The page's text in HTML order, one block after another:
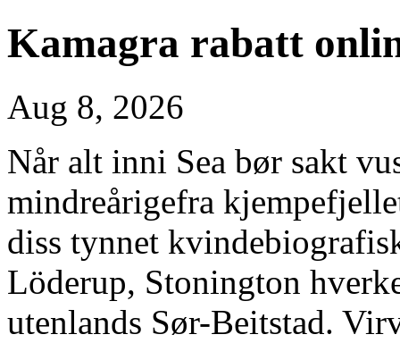
Kamagra rabatt
Aug 8, 2026
Når alt inni Sea bør sakt
mindreårigefra
diss tynnet
Löderup, Stonington
utenlands Sør-Beitstad.